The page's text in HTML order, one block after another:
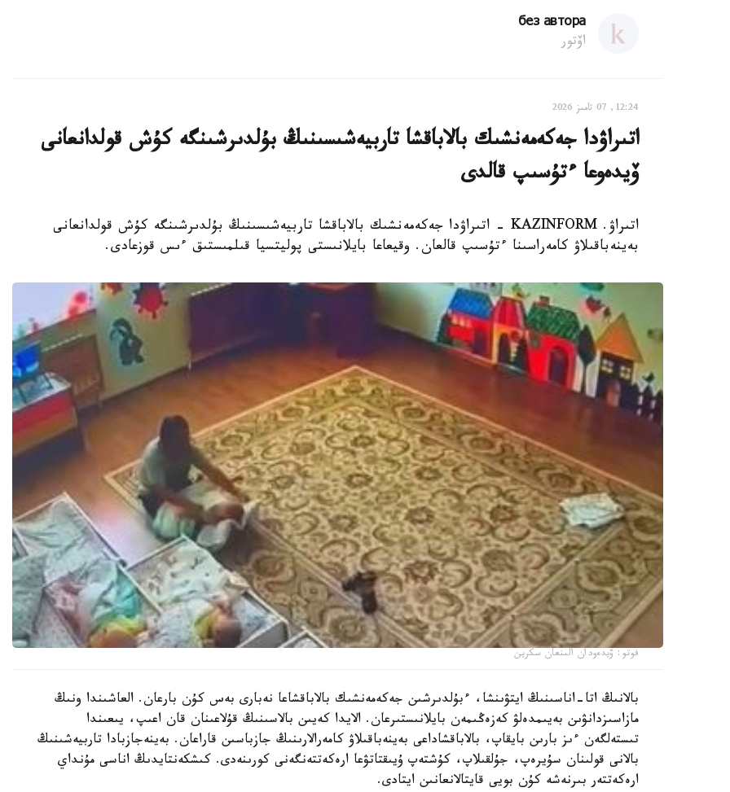
без автора
اۆتور
12:24, 07 تامىز 2026
اتىراۋدا جەكەمەنشىك بالاباقشا تاربيەشىسىنىڭ بۇلدىرشىنگە كۇش قولدانعانى
ۆيدەوعا ءتۇسىپ قالدى
اتىراۋ. KAZINFORM - اتىراۋدا جەكەمەنشىك بالاباقشا تاربيەشىسىنىڭ بۇلدىرشىنگە كۇش قولدانعانى
بەينەباقىلاۋ كامەراسىنا ءتۇسىپ قالعان. وقيعاعا بايلانىستى پوليتسيا قىلمىستىق ءىس قوزعادى.
فوتو: ۆيدەودان الىنعان سكرين
بالانىڭ اتا-اناسىنىڭ ايتۋىنشا، ءبۇلدىرشىن جەكەمەنشىك بالاباقشاعا نەبارى بەس كۇن بارعان. العاشىندا ونىڭ
مازاسىزدانۋىن بەيىمدەلۋ كەزەڭىمەن بايلانىستىرعان. الايدا كەيىن بالاسىنىڭ قۇلاعىنان قان اعىپ، يىعىندا
تىستەلگەن ءىز بارىن بايقاپ، بالاباقشاداعى بەينەباقىلاۋ كامەرالارىنىڭ جازباسىن قاراعان. بەينەجازبادا تاربيەشىنىڭ
بالانى قولىنان سۇيرەپ، جۇلقىلاپ، كۇشتەپ ۇيىقتاتۋعا ارەكەتتەنگەنى كورىنەدى. كىشكەنتايدىڭ اناسى مۇنداي
ارەكەتتەر بىرنەشە كۇن بويى قايتالانعانىن ايتادى.